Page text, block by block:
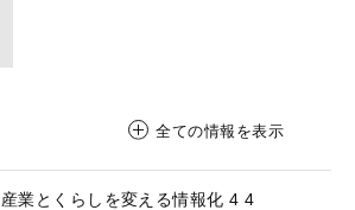
全ての情報を表示
産業とくらしを変える情報化 4 4